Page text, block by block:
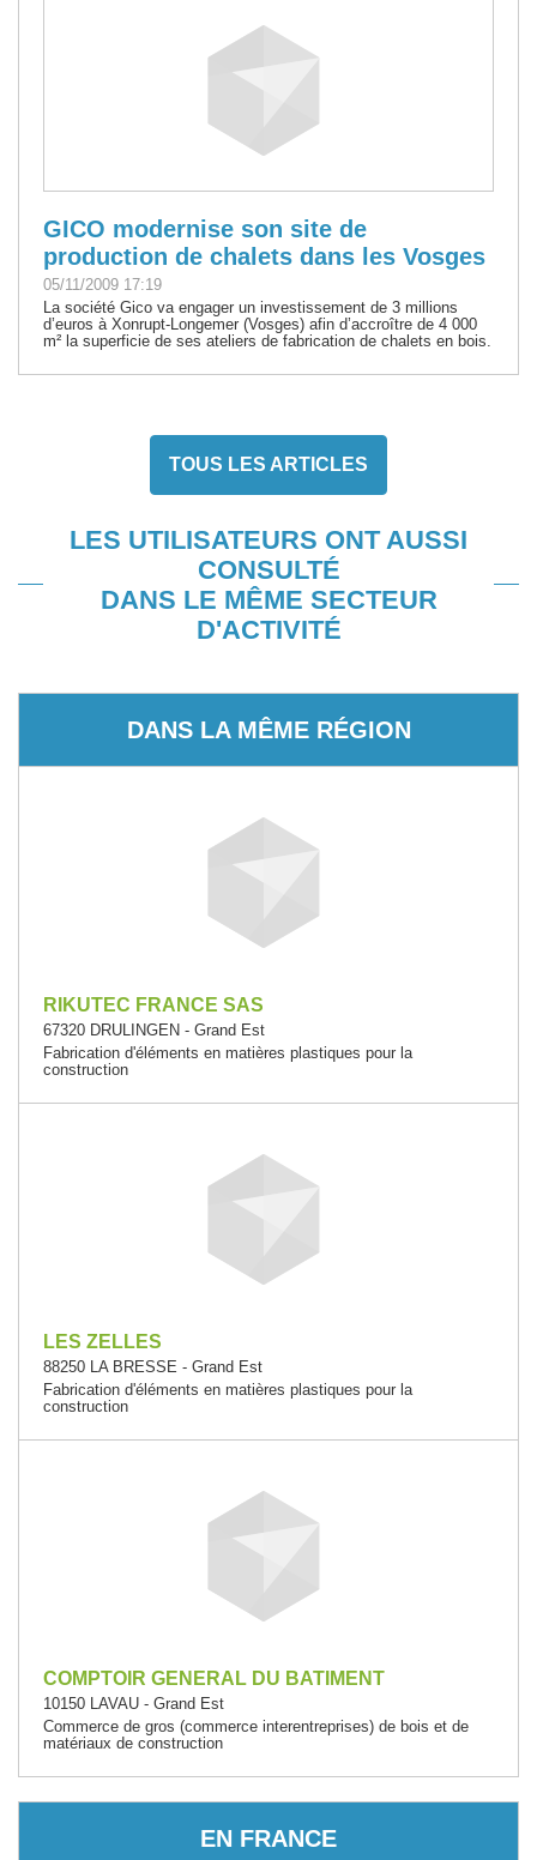
GICO modernise son site de
production de chalets dans les Vosges
05/11/2009 17:19
La société Gico va engager un investissement de 3 millions
d’euros à Xonrupt-Longemer (Vosges) afin d’accroître de 4 000
m² la superficie de ses ateliers de fabrication de chalets en bois.
TOUS LES ARTICLES
LES UTILISATEURS ONT AUSSI
CONSULTÉ
DANS LE MÊME SECTEUR
D'ACTIVITÉ
DANS LA MÊME RÉGION
RIKUTEC FRANCE SAS
67320 DRULINGEN - Grand Est
Fabrication d'éléments en matières plastiques pour la
construction
LES ZELLES
88250 LA BRESSE - Grand Est
Fabrication d'éléments en matières plastiques pour la
construction
COMPTOIR GENERAL DU BATIMENT
10150 LAVAU - Grand Est
Commerce de gros (commerce interentreprises) de bois et de
matériaux de construction
EN FRANCE